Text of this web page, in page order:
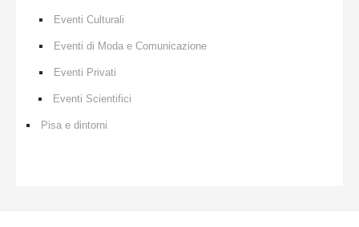
Eventi Culturali
Eventi di Moda e Comunicazione
Eventi Privati
Eventi Scientifici
Pisa e dintorni